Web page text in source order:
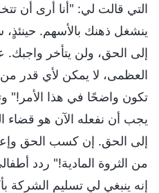
التي قالت لي: "أنا أرى أن
ينشغل ذهنك بالأسهم.
إلى الحق، ولن يتأخر واجبك.
العظمى، لا يمكن لأي قدر
تكون واضحًا في هذا الأمر!"
يجب أن نفعله الآن هو
إلى الحق. إن كسب الحق
من الثروة المادية!" ردد
إنه ينبغي لي تسليم الشركة